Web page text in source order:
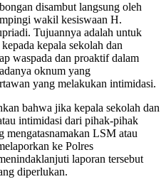
disambut langsung oleh
wakil kesiswaan H.
Tujuannya adalah untuk
kepala sekolah dan
waspada dan proaktif dalam
oknum yang
yang melakukan intimidasi.
bahwa jika kepala sekolah dan
intimidasi dari pihak-pihak
mengatasnamakan LSM atau
ke Polres
laporan tersebut
diperlukan.